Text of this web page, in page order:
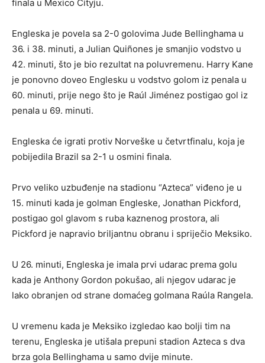
finala u Mexico Cityju.
Engleska je povela sa 2-0 golovima Jude Bellinghama u
36. i 38. minuti, a Julian Quiñones je smanjio vodstvo u
42. minuti, što je bio rezultat na poluvremenu. Harry Kane
je ponovno doveo Englesku u vodstvo golom iz penala u
60. minuti, prije nego što je Raúl Jiménez postigao gol iz
penala u 69. minuti.
Engleska će igrati protiv Norveške u četvrtfinalu, koja je
pobijedila Brazil sa 2-1 u osmini finala.
Prvo veliko uzbuđenje na stadionu “Azteca” viđeno je u
15. minuti kada je golman Engleske, Jonathan Pickford,
postigao gol glavom s ruba kaznenog prostora, ali
Pickford je napravio briljantnu obranu i spriječio Meksiko.
U 26. minuti, Engleska je imala prvi udarac prema golu
kada je Anthony Gordon pokušao, ali njegov udarac je
lako obranjen od strane domaćeg golmana Raúla Rangela.
U vremenu kada je Meksiko izgledao kao bolji tim na
terenu, Engleska je utišala prepuni stadion Azteca s dva
brza gola Bellinghama u samo dvije minute.